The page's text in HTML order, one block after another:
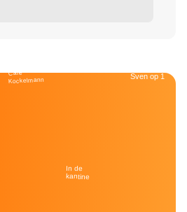
Café
Kockelmann
In de
kantine
Sven op 1